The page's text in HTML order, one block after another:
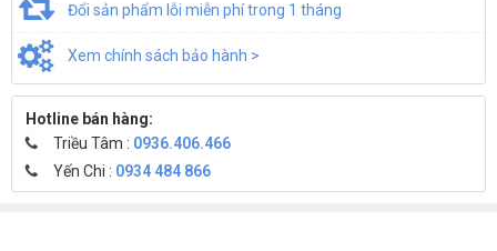
Đổi sản phẩm lỗi miễn phí trong 1 tháng
Xem chính sách bảo hành >
Hotline bán hàng:
Triều Tâm : 0936.406.466
Yến Chi : 0934 484 866